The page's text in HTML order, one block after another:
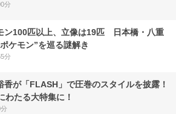
分
ン100匹以上、立像は19匹 日本橋・八重
ケモン”を巡る謎解き
分
香が「FLASH」で圧巻のスタイルを披露！
わたる大特集に！